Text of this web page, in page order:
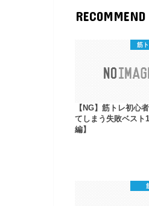
RECOMMEND
筋
【NG】筋トレ初心
てしまう失敗ベスト
編】